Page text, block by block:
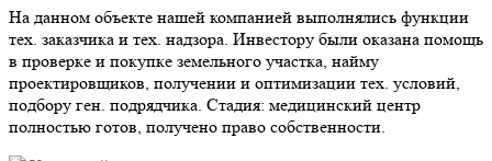
На данном объекте нашей компанией выполнялись функции
тех. заказчика и тех. надзора. Инвестору были оказана помощь
в проверке и покупке земельного участка, найму
проектировщиков, получении и оптимизации тех. условий,
подбору ген. подрядчика. Стадия: медицинский центр
полностью готов, получено право собственности.